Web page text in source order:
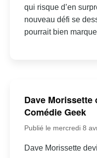
qui risque d’en
nouveau défi se
pourrait bien
Dave
Comédie Geek
Publié le mercredi 8
Dave Morissette